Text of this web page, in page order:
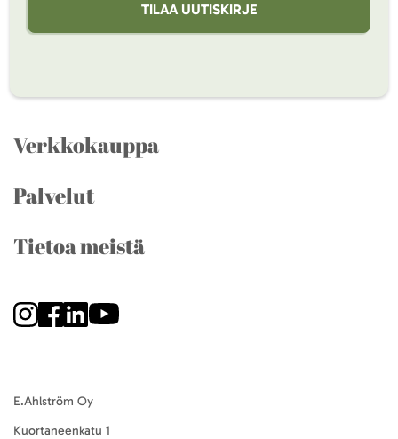
TILAA UUTISKIRJE
Verkkokauppa
Palvelut
Tietoa meistä
E.Ahlström Oy
Kuortaneenkatu 1